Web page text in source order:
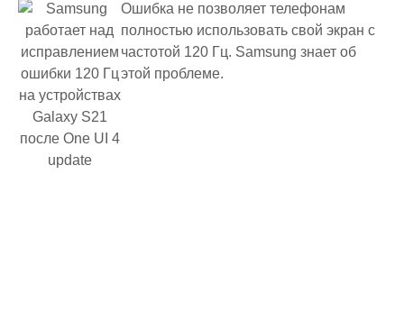
Ошибка не позволяет телефонам
полностью использовать свой экран с
частотой 120 Гц. Samsung знает об
этой проблеме.